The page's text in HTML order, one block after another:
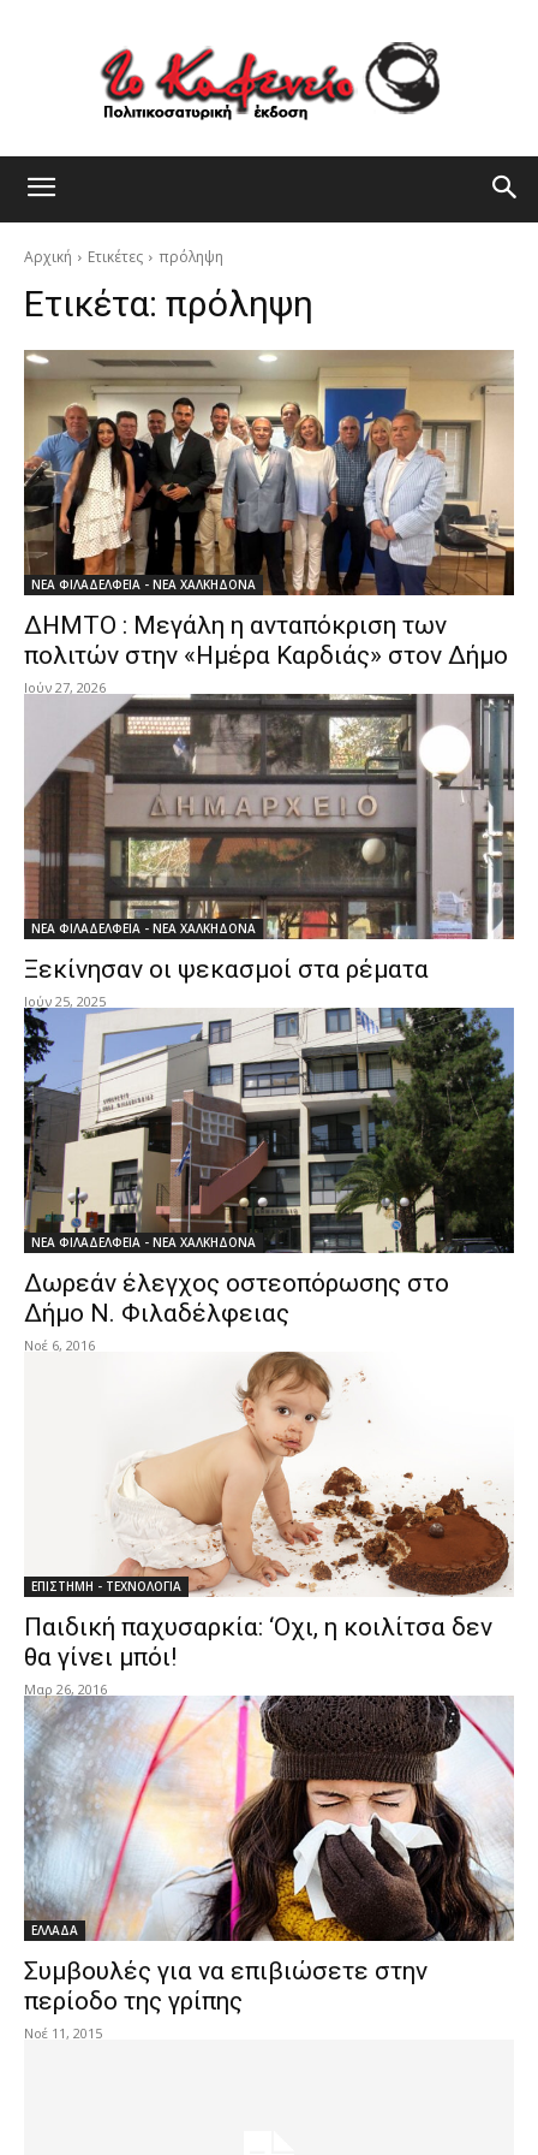
Αρχική Ετικέτες πρόληψη
Ετικέτα: πρόληψη
ΝΕΑ ΦΙΛΑΔΕΛΦΕΙΑ - ΝΕΑ ΧΑΛΚΗΔΟΝΑ
ΔΗΜΤΟ : Μεγάλη η ανταπόκριση των
πολιτών στην «Ημέρα Καρδιάς» στον Δήμο
Ιούν 27, 2026
ΝΕΑ ΦΙΛΑΔΕΛΦΕΙΑ - ΝΕΑ ΧΑΛΚΗΔΟΝΑ
Ξεκίνησαν οι ψεκασμοί στα ρέματα
Ιούν 25, 2025
ΝΕΑ ΦΙΛΑΔΕΛΦΕΙΑ - ΝΕΑ ΧΑΛΚΗΔΟΝΑ
Δωρεάν έλεγχος οστεοπόρωσης στο
Δήμο Ν. Φιλαδέλφειας
Νοέ 6, 2016
ΕΠΙΣΤΗΜΗ - ΤΕΧΝΟΛΟΓΙΑ
Παιδική παχυσαρκία: ‘Οχι, η κοιλίτσα δεν
θα γίνει μπόι!
Μαρ 26, 2016
ΕΛΛΑΔΑ
Συμβουλές για να επιβιώσετε στην
περίοδο της γρίπης
Νοέ 11, 2015